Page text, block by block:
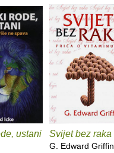
ustani Svijet bez raka
G. Edward Griffin